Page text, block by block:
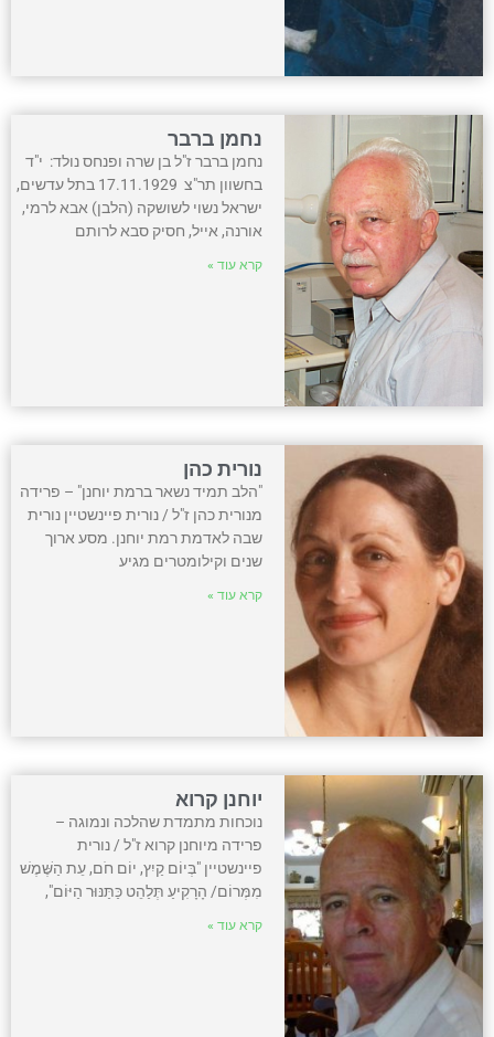
נחמן ברבר
נחמן ברבר ז"ל בן שרה ופנחס נולד: י"ד
בחשוון תר"צ 17.11.1929 בתל עדשים,
ישראל נשוי לשושקה (הלבן) אבא לרמי,
אורנה, אייל, חסיק סבא לרותם
קרא עוד »
נורית כהן
"הלב תמיד נשאר ברמת יוחנן" – פרידה
מנורית כהן ז"ל / נורית פיינשטיין נורית
שבה לאדמת רמת יוחנן. מסע ארוך
שנים וקילומטרים מגיע
קרא עוד »
יוחנן קרוא
נוכחות מתמדת שהלכה ונמוגה –
פרידה מיוחנן קרוא ז"ל / נורית
פיינשטיין "בְּיוֹם קַיִץ, יוֹם חֹם, עֵת הַשֶּׁמֶשׁ
מִמְּרוֹם/ הָרָקִיעַ תְּלַהֵט כַּתַּנּוּר הַיּוֹם",
קרא עוד »